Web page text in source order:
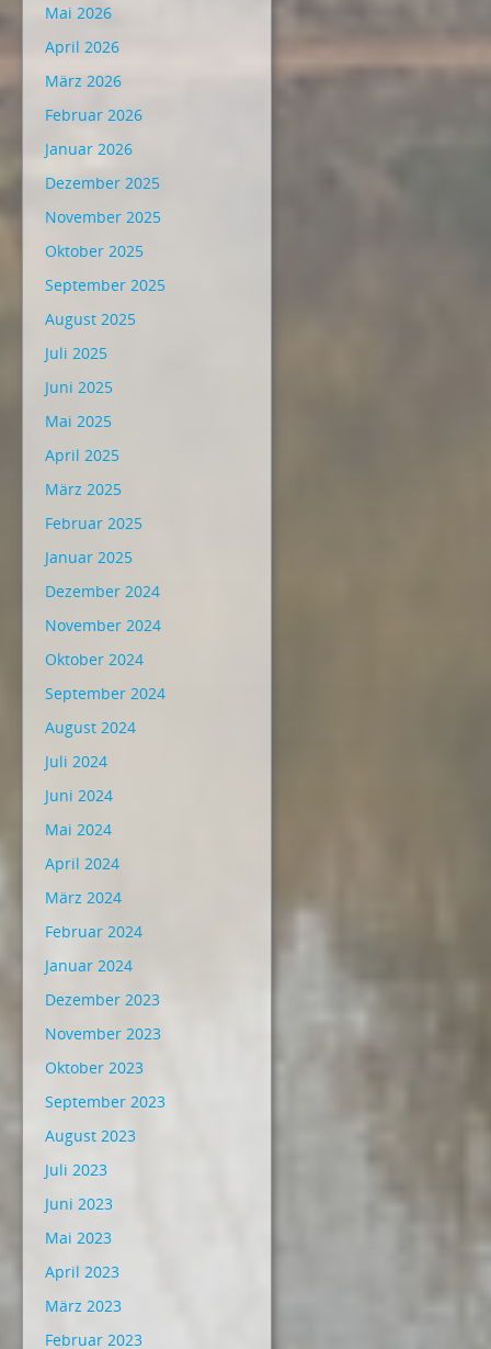
Mai 2026
April 2026
März 2026
Februar 2026
Januar 2026
Dezember 2025
November 2025
Oktober 2025
September 2025
August 2025
Juli 2025
Juni 2025
Mai 2025
April 2025
März 2025
Februar 2025
Januar 2025
Dezember 2024
November 2024
Oktober 2024
September 2024
August 2024
Juli 2024
Juni 2024
Mai 2024
April 2024
März 2024
Februar 2024
Januar 2024
Dezember 2023
November 2023
Oktober 2023
September 2023
August 2023
Juli 2023
Juni 2023
Mai 2023
April 2023
März 2023
Februar 2023